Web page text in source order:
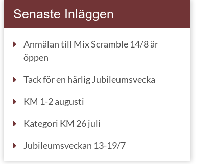
Senaste Inläggen
Anmälan till Mix Scramble 14/8 är
öppen
Tack för en härlig Jubileumsvecka
KM 1-2 augusti
Kategori KM 26 juli
Jubileumsveckan 13-19/7